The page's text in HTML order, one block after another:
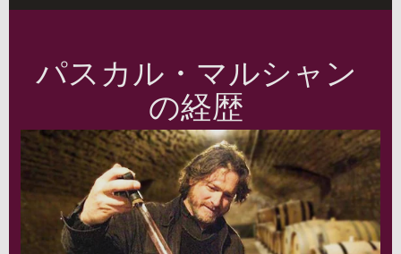
パスカル・マルシャン
の経歴